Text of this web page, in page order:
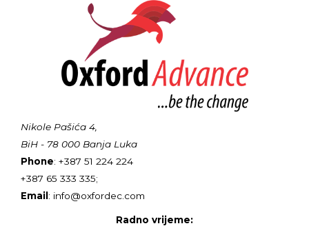
Nikole Pašića 4,
BiH - 78 000 Banja Luka
Phone: +387 51 224 224
+387 65 333 335;
Email: info@oxfordec.com
Radno vrijeme: